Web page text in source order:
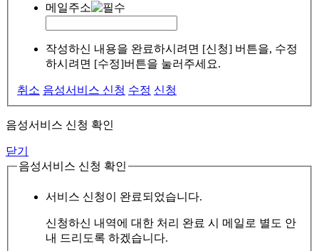
메일주소
작성하신 내용을 완료하시려면 [신청] 버튼을, 수정
하시려면 [수정]버튼을 눌러주세요.
취소 음성서비스 신청 수정 신청
음성서비스 신청 확인
닫기
음성서비스 신청 확인
서비스 신청이 완료되었습니다.
신청하신 내역에 대한 처리 완료 시 메일로 별도 안
내 드리도록 하겠습니다.